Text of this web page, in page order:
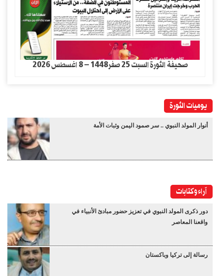
صحيفة الثورة السبت 25 صفر1448 – 8 اغسطس 2026
يوميات الثورة
أنوار المولد النبوي .. سر صمود اليمن وثبات الأمة
آراء وكتابات
دور ذكرى المولد النبوي في تعزيز حضور مبادئ الأنبياء في
واقعنا المعاصر
رسالة إلى تركيا وباكستان